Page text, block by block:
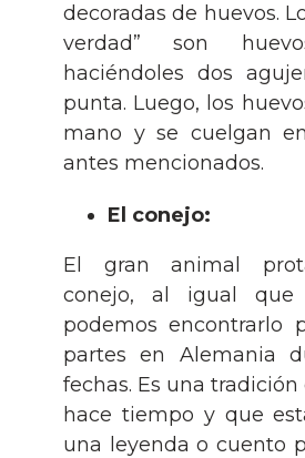
decoradas de huevos.
verdad” son
haciéndoles dos
punta. Luego, los
mano y se cuelgan
antes mencionados.
El conejo:
El gran animal
conejo, al igual que
podemos encontrarlo
partes en Alemania
fechas. Es una
hace tiempo y que
una leyenda o cuento